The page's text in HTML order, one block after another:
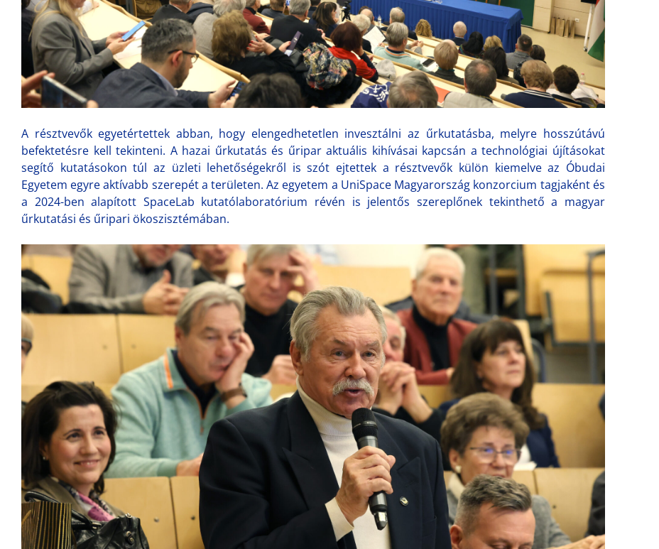
A résztvevők egyetértettek abban, hogy elengedhetetlen invesztálni az űrkutatásba, melyre hosszútávú
befektetésre kell tekinteni. A hazai űrkutatás és űripar aktuális kihívásai kapcsán a technológiai újításokat
segítő kutatásokon túl az üzleti lehetőségekről is szót ejtettek a résztvevők külön kiemelve az Óbudai
Egyetem egyre aktívabb szerepét a területen. Az egyetem a UniSpace Magyarország konzorcium tagjaként és
a 2024-ben alapított SpaceLab kutatólaboratórium révén is jelentős szereplőnek tekinthető a magyar
űrkutatási és űripari ökoszisztémában.